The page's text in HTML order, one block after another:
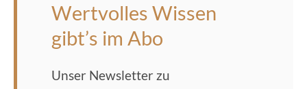
Wertvolles Wissen
gibt’s im Abo
Unser Newsletter zu